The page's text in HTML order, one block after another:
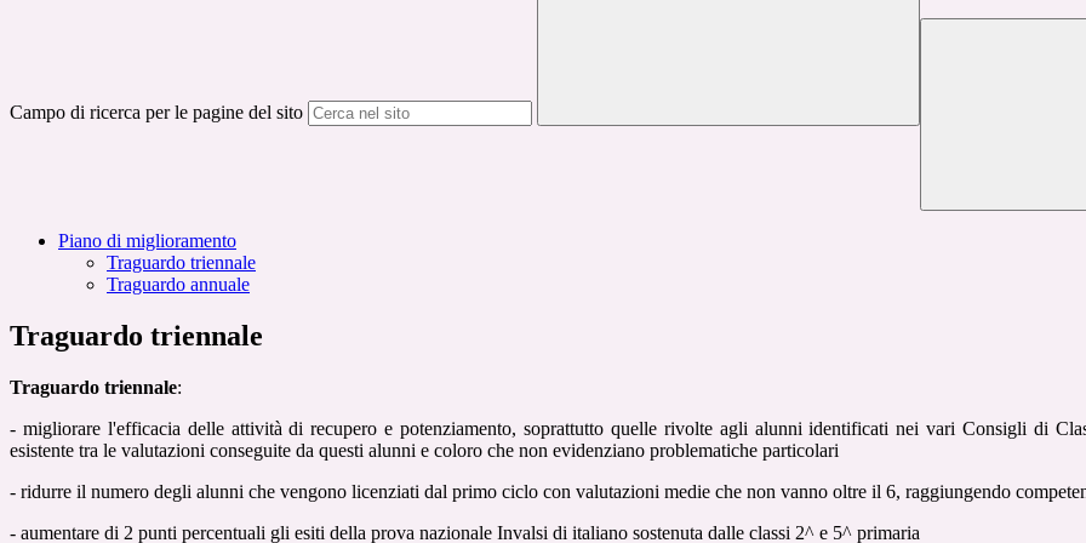
Campo di ricerca per le pagine del sito
Piano di miglioramento
Traguardo triennale
Traguardo annuale
Traguardo triennale
Traguardo triennale:
- migliorare l'efficacia delle attività di recupero e potenziamento, soprattutto quelle rivolte agli alunni identificati nei vari Consigli di
esistente tra le valutazioni conseguite da questi alunni e coloro che non evidenziano problematiche particolari
- ridurre il numero degli alunni che vengono licenziati dal primo ciclo con valutazioni medie che non vanno oltre il 6, raggiungendo
- aumentare di 2 punti percentuali gli esiti della prova nazionale Invalsi di italiano sostenuta dalle classi 2^ e 5^ primaria